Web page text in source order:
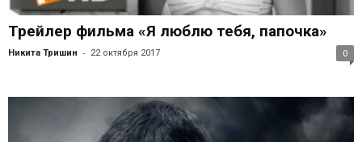
Трейлер фильма «Я люблю тебя, папочка»
Никита Тришин - 22 октября 2017 0